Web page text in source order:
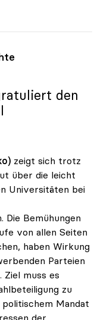
Fassmann
den
zeigt sich trotz
über die leicht
Universitäten bei
Die Bemühungen
von allen Seiten
haben Wirkung
Parteien
Ziel muss es
zu
Mandat